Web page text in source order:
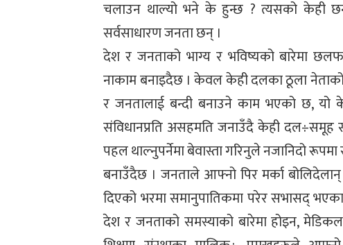
चलाउन थाल्यो भने के हुन्छ ? त्यसको केही
सर्वसाधारण जनता छन् ।
देश र जनताको भाग्य र भविष्यको बारेमा
नाकाम बनाइदैछ । केवल केही दलका ठूला
र जनतालाई बन्दी बनाउने काम भएको छ, यो
संविधानप्रति असहमति जनाउँदै केही
पहल थाल्नुपर्नेमा बेवास्ता गरिनुले नजानिदो
बनाउँदैछ । जनताले आफ्नो पिर मर्का बोलिदेलान्
दिएको भरमा समानुपातिकमा परेर सभासद्
देश र जनताको समस्याको बारेमा होइन,